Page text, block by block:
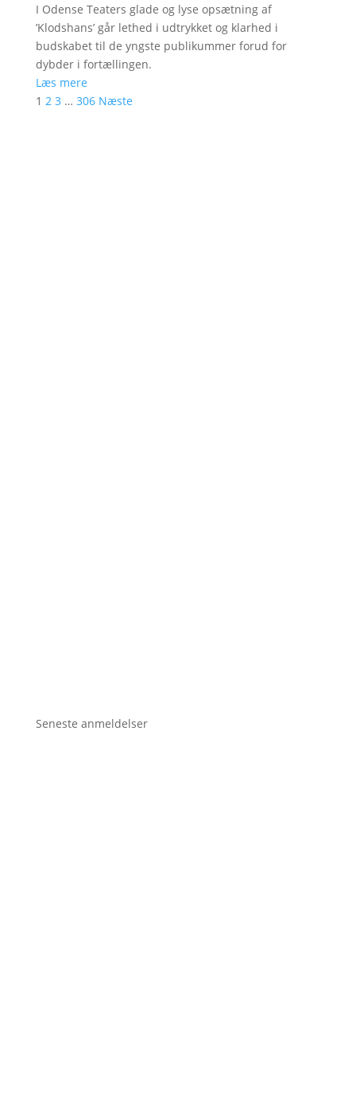
I Odense Teaters glade og lyse opsætning af
’Klodshans’ går lethed i udtrykket og klarhed i
budskabet til de yngste publikummer forud for
dybder i fortællingen.
Læs mere
1 2 3 … 306 Næste
Seneste anmeldelser